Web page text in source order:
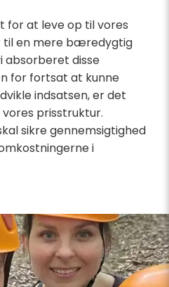
for at leve op til vores
til en mere bæredygtig
absorberet disse
for fortsat at kunne
indsatsen, er det
prisstruktur.
sikre gennemsigtighed
i